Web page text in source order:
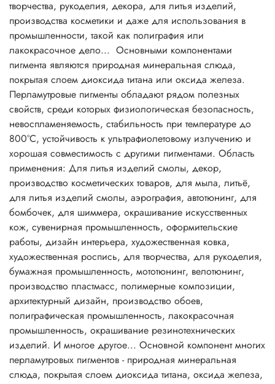
слюда, покрытая слоем диоксида титана, оксида железа,
или же двумя оксидами, имеющими различные
показатели преломления. Перламутровые пигменты
хорошо сочетаются со всеми типами органических
красителей, растворимых в воде или масле.
Перламутровые пигменты в сочетании с обычными
пигментами определяют цвет, внешний вид и блеск
косметических продуктов. Разнообразие перламутровых
пигментов способствует созданию множества цветовых
блестящих эффектов и выразительных оттенков.
Описание:
Основной компонент многих перламутровых пигментов -
природная минеральная слюда, покрытая слоем
диоксида титана, оксида железа, или же двумя
оксидами, имеющими различные показатели
преломления. Перламутровые пигменты хорошо
сочетаются со всеми типами органических красителей,
растворимых в воде или масле.
Перламутровые пигменты в сочетании с обычными
пигментами определяют цвет, внешний вид и блеск
косметических продуктов. Разнообразие перламутровых
пигментов способствует созданию множества цветовых
блестящих эффектов и выразительных оттенков.
Совместное использование интерференционных цветов и
абсорбирующих красителей дает эффект двух тонов, когда
оттенок меняется в зависимости от угла зрения, например,
творчества, рукоделия, декора, для литья изделий,
производства косметики и даже для использования в
промышленности, такой как полиграфия или
лакокрасочное дело... Основными компонентами
пигмента являются природная минеральная слюда,
покрытая слоем диоксида титана или оксида железа.
Перламутровые пигменты обладают рядом полезных
свойств, среди которых физиологическая безопасность,
невоспламеняемость, стабильность при температуре до
800°C, устойчивость к ультрафиолетовому излучению и
хорошая совместимость с другими пигментами. Область
применения: Для литья изделий смолы, декор,
производство косметических товаров, для мыла, литьё,
для литья изделий смолы, аэрография, автотюнинг, для
бомбочек, для шиммера, окрашивание искусственных
кож, сувенирная промышленность, оформительские
работы, дизайн интерьера, художественная ковка,
художественная роспись, для творчества, для рукоделия,
бумажная промышленность, мототюнинг, велотюнинг,
производство пластмасс, полимерные композиции,
архитектурный дизайн, производство обоев,
полиграфическая промышленность, лакокрасочная
промышленность, окрашивание резинотехнических
изделий. И многое другое... Основной компонент многих
перламутровых пигментов - природная минеральная
слюда, покрытая слоем диоксида титана, оксида железа,